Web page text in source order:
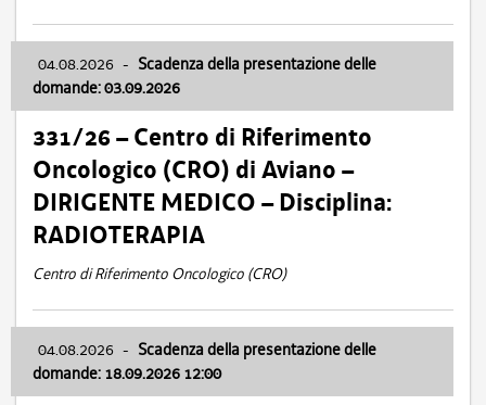
04.08.2026 - Scadenza della presentazione delle
domande: 03.09.2026
331/26 – Centro di Riferimento
Oncologico (CRO) di Aviano –
DIRIGENTE MEDICO – Disciplina:
RADIOTERAPIA
Centro di Riferimento Oncologico (CRO)
04.08.2026 - Scadenza della presentazione delle
domande: 18.09.2026 12:00